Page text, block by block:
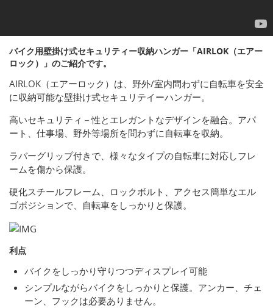
バイク用壁掛け式セキュリティー収納ハンガー「AIRLOK（エアー
ロック）」のご紹介です。
AIRLOK（エアーロック）は、野外/室内問わずに自転車を安全
に収納可能な壁掛け式セキュリテイーハンガー。
高いセキュリティ－性とエレガントなデザインを融合。アパ
ート、仕事場、野外等場所を問わずに自転車を収納。
ラバーグリップ付きで、様々なタイプの自転車に対応しフレ
ームを傷から保護。
硬化スチールフレーム、ロックボルト、アクセス簡単なエル
ゴポジションで、自転車をしっかりと保護。
利点
バイクをしっかり守りつつディスプレイ可能
シンプルながらバイクをしっかりと保護。アンカー、チェ
ーン、フックは必要ありません。